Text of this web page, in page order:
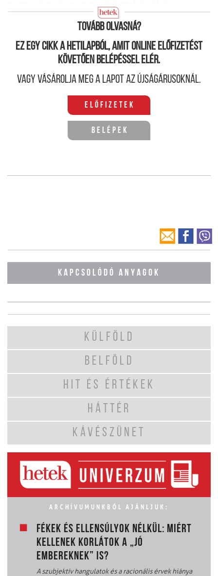
átgyalogoltam Budapestre."
Tovább olvasná?
Ez egy cikk a hetilapból, amit online előfizetést
követően belépéssel elér.
Vagy vásárolja meg a lapot az újságárusoknál.
Előfizetek
Belépek
KAPCSOLÓDÓ ANYAGOK
KÜLFÖLD
BELFÖLD
HIT ÉS ÉRTÉKEK
HÁTTÉR
KÁVÉSZÜNET
ARCHÍVUMUNKBÓL AJÁNLJUK:
FÉKEK ÉS ELLENSÚLYOK NÉLKÜL: MIÉRT
KELLENEK KORLÁTOK A „JÓ
EMBEREKNEK” IS?
A szubjektív hangulatok és a racionális érvek hiánya